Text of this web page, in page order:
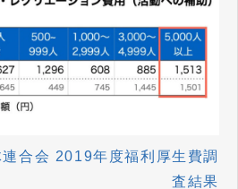
連合会 2019年度福利厚生費調
査結果